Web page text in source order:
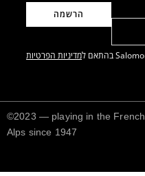
מדיניות הפרטיות
©2023 — playing in the French
Alps since 1947